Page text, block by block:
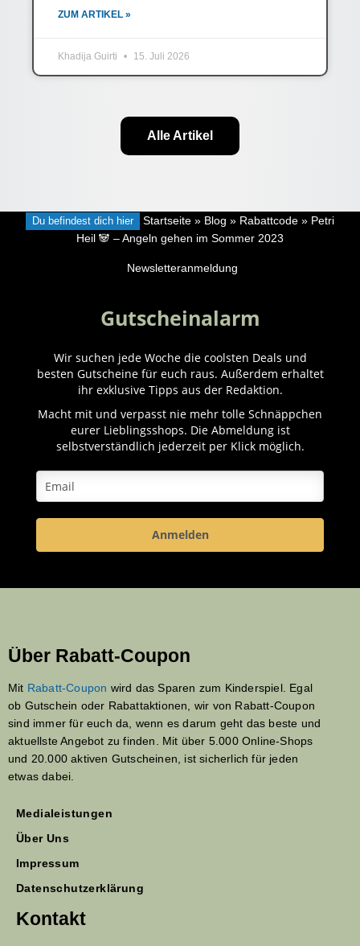
ZUM ARTIKEL »
Khadija Guirti 15. Juli 2026
Alle Artikel
Du befindest dich hier Startseite » Blog » Rabattcode » Petri
Heil 🐼 – Angeln gehen im Sommer 2023
Newsletteranmeldung
Gutscheinalarm
Wir suchen jede Woche die coolsten Deals und
besten Gutscheine für euch raus. Außerdem erhaltet
ihr exklusive Tipps aus der Redaktion.
Macht mit und verpasst nie mehr tolle Schnäppchen
eurer Lieblingsshops. Die Abmeldung ist
selbstverständlich jederzeit per Klick möglich.
Anmelden
Über Rabatt-Coupon
Mit Rabatt-Coupon wird das Sparen zum Kinderspiel. Egal
ob Gutschein oder Rabattaktionen, wir von Rabatt-Coupon
sind immer für euch da, wenn es darum geht das beste und
aktuellste Angebot zu finden. Mit über 5.000 Online-Shops
und 20.000 aktiven Gutscheinen, ist sicherlich für jeden
etwas dabei.
Medialeistungen
Über Uns
Impressum
Datenschutzerklärung
Kontakt